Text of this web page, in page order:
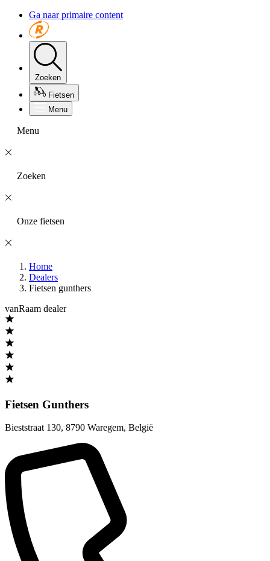
Ga naar primaire content
Zoeken
Fietsen
Menu
Menu
Zoeken
Onze fietsen
Home
Dealers
Fietsen gunthers
vanRaam dealer
Fietsen Gunthers
Bieststraat 130, 8790 Waregem, België